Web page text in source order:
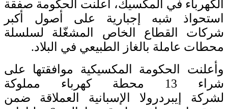
الكهرباء في المكسيك، أعلنت الحكومة صفقة
استحواذ شبه إجبارية على أصول أكبر
شركات القطاع الخاص المشغّلة لسلسلة
محطات عاملة بالغاز الطبيعي في البلاد.
وأعلنت الحكومة المكسيكية موافقتها على
شراء 13 محطة كهرباء مملوكة
لشركة إيبردرولا الإسبانية العملاقة ضمن